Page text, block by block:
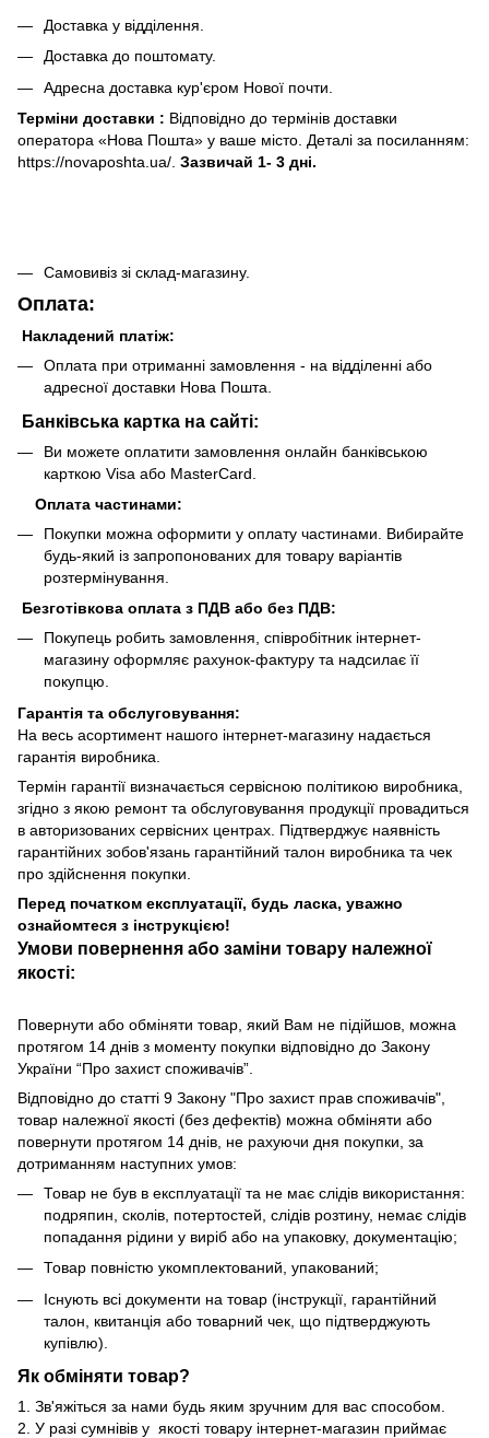
Доставка у відділення.
Доставка до поштомату.
Адресна доставка кур'єром Нової почти.
Терміни доставки : Відповідно до термінів доставки
оператора «Нова Пошта» у ваше місто. Деталі за посиланням:
https://novaposhta.ua/. Зазвичай 1- 3 дні.
Самовивіз зі склад-магазину.
Оплата:
Накладений платіж:
Оплата при отриманні замовлення - на відділенні або
адресної доставки Нова Пошта.
Банківська картка на сайті:
Ви можете оплатити замовлення онлайн банківською
карткою Visa або MasterCard.
Оплата частинами:
Покупки можна оформити у оплату частинами. Вибирайте
будь-який із запропонованих для товару варіантів
розтермінування.
Безготівкова оплата з ПДВ або без ПДВ:
Покупець робить замовлення, співробітник інтернет-
магазину оформляє рахунок-фактуру та надсилає її
покупцю.
Гарантія та обслуговування:
На весь асортимент нашого інтернет-магазину надається
гарантія виробника.
Термін гарантії визначається сервісною політикою виробника,
згідно з якою ремонт та обслуговування продукції провадиться
в авторизованих сервісних центрах. Підтверджує наявність
гарантійних зобов'язань гарантійний талон виробника та чек
про здійснення покупки.
Перед початком експлуатації, будь ласка, уважно
ознайомтеся з інструкцією!
Умови повернення або заміни товару належної
якості:
Повернути або обміняти товар, який Вам не підійшов, можна
протягом 14 днів з моменту покупки відповідно до Закону
України “Про захист споживачів”.
Відповідно до статті 9 Закону "Про захист прав споживачів",
товар належної якості (без дефектів) можна обміняти або
повернути протягом 14 днів, не рахуючи дня покупки, за
дотриманням наступних умов:
Товар не був в експлуатації та не має слідів використання:
подряпин, сколів, потертостей, слідів розтину, немає слідів
попадання рідини у виріб або на упаковку, документацію;
Товар повністю укомплектований, упакований;
Існують всі документи на товар (інструкції, гарантійний
талон, квитанція або товарний чек, що підтверджують
купівлю).
Як обміняти товар?
1. Зв'яжіться за нами будь яким зручним для вас способом.
2. У разі сумнівів у якості товару інтернет-магазин приймає